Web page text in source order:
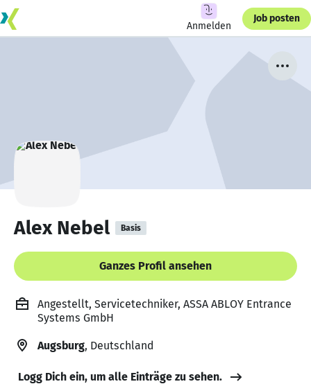
Anmelden
Job posten
Alex Nebel Basis
Ganzes Profil ansehen
Angestellt, Servicetechniker, ASSA ABLOY Entrance
Systems GmbH
Augsburg, Deutschland
Logg Dich ein, um alle Einträge zu sehen.